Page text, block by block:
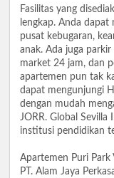
Fasilitas yang
lengkap. Anda dapat
pusat kebugaran,
anak. Ada juga
market 24 jam, dan
apartemen pun tak
dapat mengunjungi
dengan mudah
JORR. Global Sevilla
institusi pendidikan
Apartemen Puri Park
PT. Alam Jaya